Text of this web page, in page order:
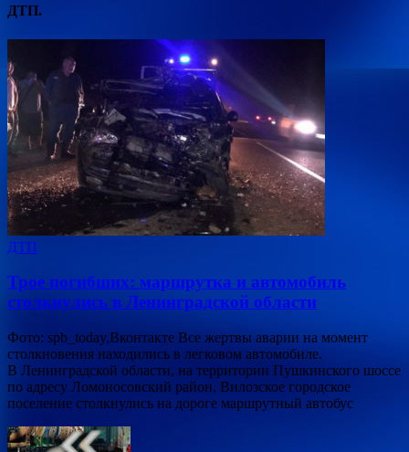
ДТП.
ДТП
Трое погибших: маршрутка и автомобиль
столкнулись в Ленинградской области
Фото: spb_today,Вконтакте Все жертвы аварии на момент
столкновения находились в легковом автомобиле.
В Ленинградской области, на территории Пушкинского шоссе
по адресу Ломоносовский район, Вилозское городское
поселение столкнулись на дороге маршрутный автобус